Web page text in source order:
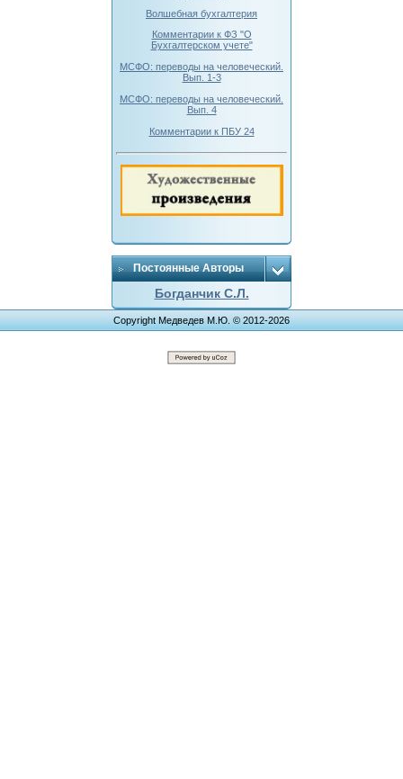
Волшебная бухгалтерия
Комментарии к ФЗ "О
Бухгалтерском учете"
МСФО: переводы на человеческий.
Вып. 1-3
МСФО: переводы на человеческий.
Вып. 4
Комментарии к ПБУ 24
Постоянные Авторы
Богданчик С.Л.
Copyright Медведев М.Ю. © 2012-2026